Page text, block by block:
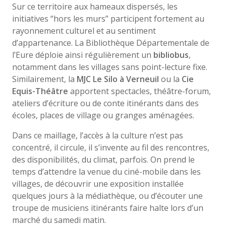
Sur ce territoire aux hameaux dispersés, les
initiatives “hors les murs” participent fortement au
rayonnement culturel et au sentiment
d’appartenance. La Bibliothèque Départementale de
l’Eure déploie ainsi régulièrement un bibliobus,
notamment dans les villages sans point-lecture fixe.
Similairement, la MJC Le Silo à Verneuil ou la Cie
Equis-Théâtre apportent spectacles, théâtre-forum,
ateliers d’écriture ou de conte itinérants dans des
écoles, places de village ou granges aménagées.
Dans ce maillage, l’accès à la culture n’est pas
concentré, il circule, il s’invente au fil des rencontres,
des disponibilités, du climat, parfois. On prend le
temps d’attendre la venue du ciné-mobile dans les
villages, de découvrir une exposition installée
quelques jours à la médiathèque, ou d’écouter une
troupe de musiciens itinérants faire halte lors d’un
marché du samedi matin.